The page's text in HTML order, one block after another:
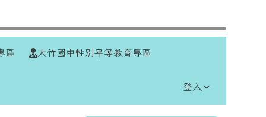
區 大竹國中性別平等教育專區
登入